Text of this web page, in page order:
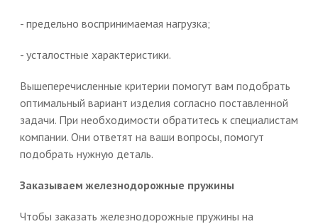
- предельно воспринимаемая нагрузка;
- усталостные характеристики.
Вышеперечисленные критерии помогут вам подобрать
оптимальный вариант изделия согласно поставленной
задачи. При необходимости обратитесь к специалистам
компании. Они ответят на ваши вопросы, помогут
подобрать нужную деталь.
Заказываем железнодорожные пружины
Чтобы заказать железнодорожные пружины на